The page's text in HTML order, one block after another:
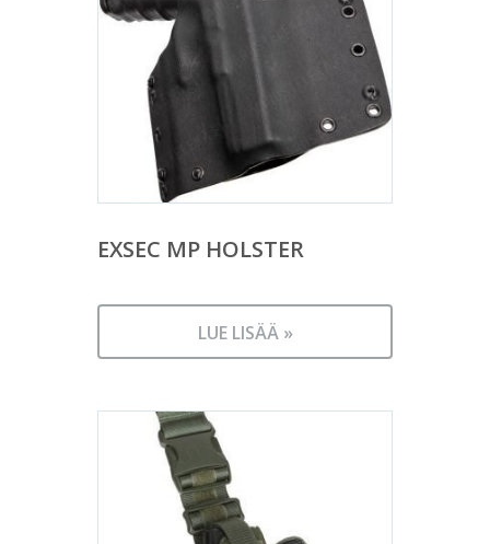
EXSEC MP HOLSTER
LUE LISÄÄ »